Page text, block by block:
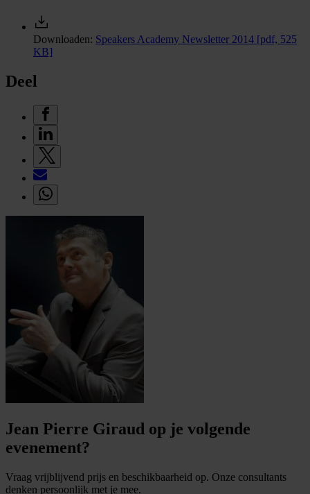
Downloaden: Speakers Academy Newsletter 2014 [pdf, 525
KB]
Deel
Jean Pierre Giraud op je volgende
evenement?
Vraag vrijblijvend prijs en beschikbaarheid op. Onze consultants
denken persoonlijk met je mee.